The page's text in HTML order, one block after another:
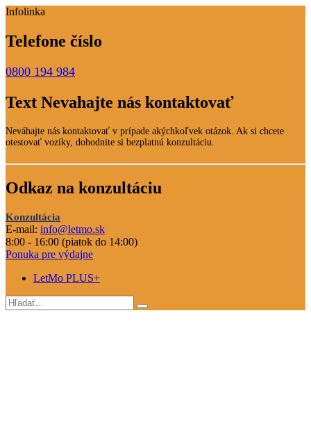
Infolinka
Telefone číslo
0800 194 984
Text Nevahajte nás kontaktovať
Neváhajte nás kontaktovať v prípade akýchkoľvek otázok. Ak si chcete
otestovať vozíky, dohodnite si bezplatnú konzultáciu.
Odkaz na konzultáciu
Konzultácia
E-mail: info@letmo.sk
8:00 - 16:00 (piatok do 14:00)
Ponuka pre výdajne
LetMo PLUS+